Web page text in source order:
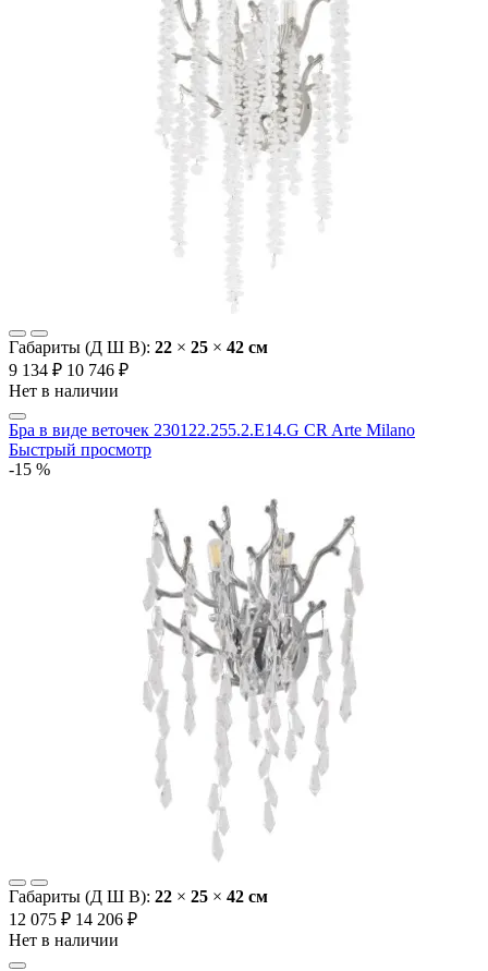
Габариты (Д Ш В): 22 × 25 × 42 cм
9 134 ₽ 10 746 ₽
Нет в наличии
Бра в виде веточек 230122.255.2.E14.G CR Arte Milano
Быстрый просмотр
-15 %
Габариты (Д Ш В): 22 × 25 × 42 cм
12 075 ₽ 14 206 ₽
Нет в наличии